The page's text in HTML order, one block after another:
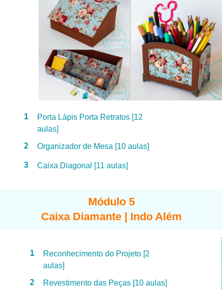
1
Porta Lápis Porta Retratos [12
aulas]
2 Organizador de Mesa [10 aulas]
3 Caixa Diagonal [11 aulas]
Módulo 5
Caixa Diamante | Indo Além
1
Reconhecimento do Projeto [2
aulas]
2 Revestimento das Peças [10 aulas]